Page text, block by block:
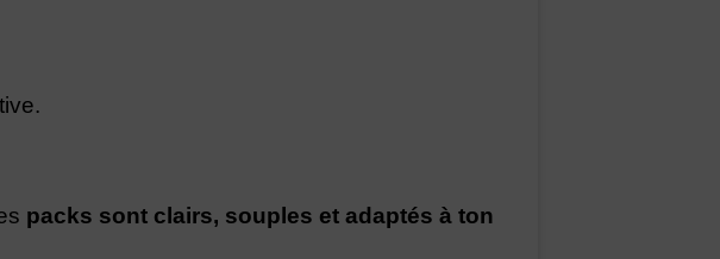
packs sont clairs, souples et adaptés à ton